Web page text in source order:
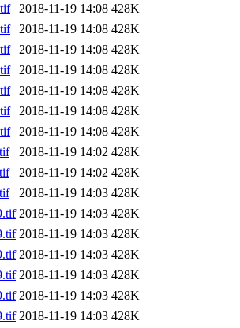
2018-11-19 14:08 428K
2018-11-19 14:08 428K
2018-11-19 14:08 428K
2018-11-19 14:08 428K
2018-11-19 14:08 428K
2018-11-19 14:08 428K
2018-11-19 14:08 428K
2018-11-19 14:02 428K
2018-11-19 14:02 428K
2018-11-19 14:03 428K
2018-11-19 14:03 428K
2018-11-19 14:03 428K
2018-11-19 14:03 428K
2018-11-19 14:03 428K
2018-11-19 14:03 428K
2018-11-19 14:03 428K